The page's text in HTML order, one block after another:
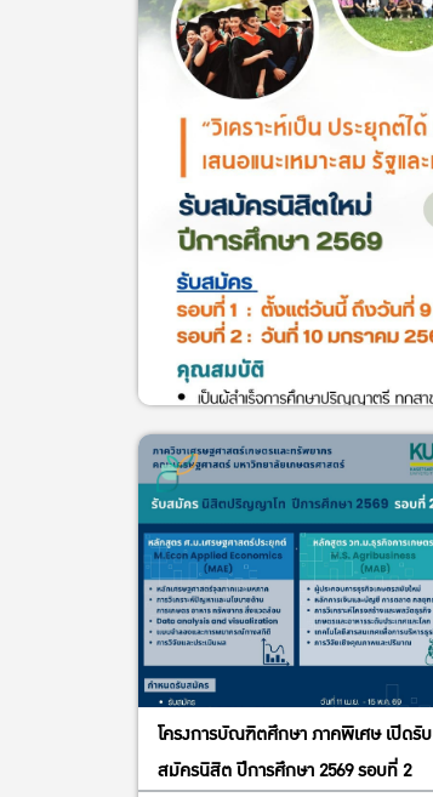
โครงการบัณฑิตศึกษา ภาคพิเศษ เปิดรับ
สมัครนิสิต ปีการศึกษา 2569 รอบที่ 2